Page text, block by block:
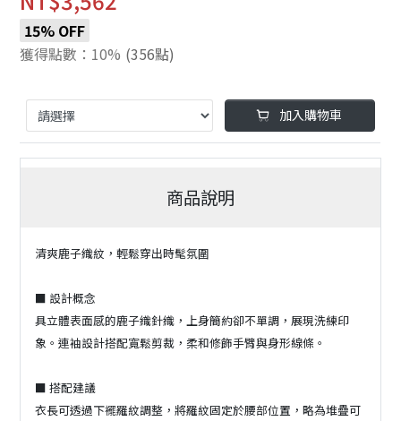
15% OFF
獲得點數：10% (356點)
加入購物車
商品說明
清爽鹿子織紋，輕鬆穿出時髦氛圍
■ 設計概念
具立體表面感的鹿子織針織，上身簡約卻不單調，展現洗練印
象。連袖設計搭配寬鬆剪裁，柔和修飾手臂與身形線條。
■ 搭配建議
衣長可透過下襬羅紋調整，將羅紋固定於腰部位置，略為堆疊可